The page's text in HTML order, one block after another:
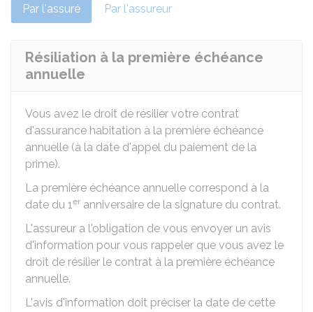
Par l'assuré Par l'assureur
Résiliation à la première échéance
annuelle
Vous avez le droit de résilier votre contrat
d'assurance habitation à la première échéance
annuelle (à la date d'appel du paiement de la
prime).
La première échéance annuelle correspond à la
date du 1er anniversaire de la signature du contrat.
L'assureur a l'obligation de vous envoyer un avis
d'information pour vous rappeler que vous avez le
droit de résilier le contrat à la première échéance
annuelle.
L'avis d'information doit préciser la date de cette